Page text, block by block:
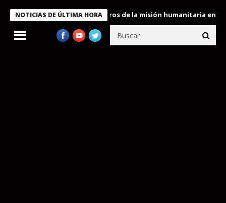
NOTICIAS DE ÚLTIMA HORA
condecora a miembros de la misión humanitaria enviada a